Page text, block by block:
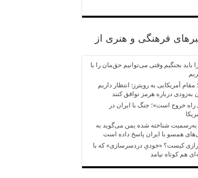
فرهنگی و هنری از
باید بجنگیم وقتی می‌توانیم حق‌مان را با
آمریکایی به رویترز: انتظار داریم
به‌زودی درباره هرمز توافق کنند
راه خروج است»؛ جنگ با ایران در
شناخته شده یمن می‌گوید به
همسو با ایران پاسخ داده است
کیست؟ «خودیِ دردسرسازی» که با
هم کوتاه نیامد